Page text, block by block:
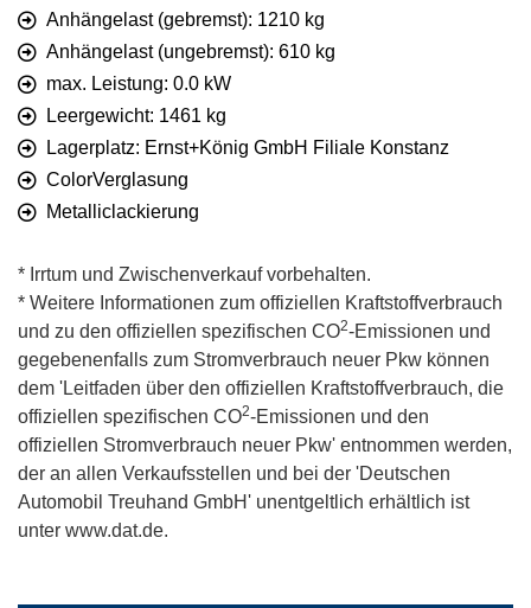
Anhängelast (gebremst): 1210 kg
Anhängelast (ungebremst): 610 kg
max. Leistung: 0.0 kW
Leergewicht: 1461 kg
Lagerplatz: Ernst+König GmbH Filiale Konstanz
ColorVerglasung
Metalliclackierung
* Irrtum und Zwischenverkauf vorbehalten.
* Weitere Informationen zum offiziellen Kraftstoffverbrauch
und zu den offiziellen spezifischen CO2-Emissionen und
gegebenenfalls zum Stromverbrauch neuer Pkw können
dem 'Leitfaden über den offiziellen Kraftstoffverbrauch, die
offiziellen spezifischen CO2-Emissionen und den
offiziellen Stromverbrauch neuer Pkw' entnommen werden,
der an allen Verkaufsstellen und bei der 'Deutschen
Automobil Treuhand GmbH' unentgeltlich erhältlich ist
unter www.dat.de.